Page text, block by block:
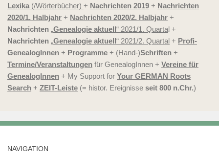
Lexika (/Wörterbücher) + Nachrichten 2019 + Nachrichten
2020/1. Halbjahr + Nachrichten 2020/2. Halbjahr +
Nachrichten „Genealogie aktuell“ 2021/1. Quartal +
Nachrichten „Genealogie aktuell“ 2021/2. Quartal + Profi-
GenealogInnen + Programme + (Hand-)Schriften +
Termine/Veranstaltungen für GenealogInnen + Vereine für
GenealogInnen + My Support for Your GERMAN Roots
Search + ZEIT-Leiste (= histor. Ereignisse seit 800 n.Chr.)
NAVIGATION